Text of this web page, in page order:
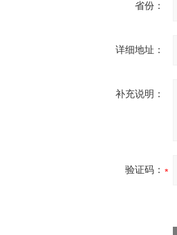
省份：
详细地址：
补充说明：
验证码：